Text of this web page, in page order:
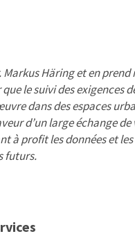
Markus Häring et en
le suivi des exigences
dans des espaces
d’un large échange
à profit les données et
futurs.